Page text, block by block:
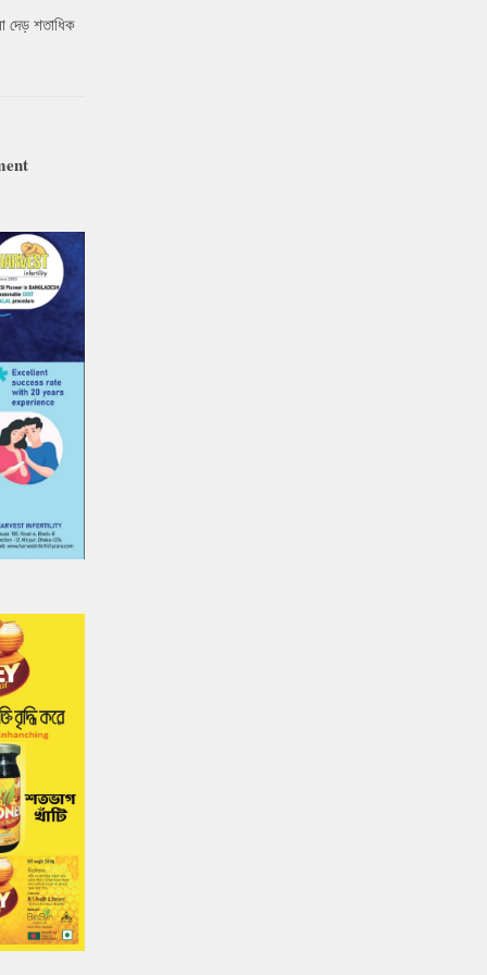
দেড় শতাধিক